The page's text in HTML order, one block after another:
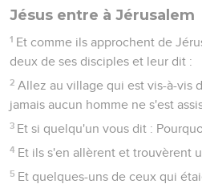
Jésus entre à Jérusalem
1 Et comme ils approchent de
deux de ses disciples et leur dit :
2 Allez au village qui est vis-à-vis
jamais aucun homme ne s'est
3 Et si quelqu'un vous dit :
4 Et ils s'en allèrent et trouvèrent
5 Et quelques-uns de ceux qui